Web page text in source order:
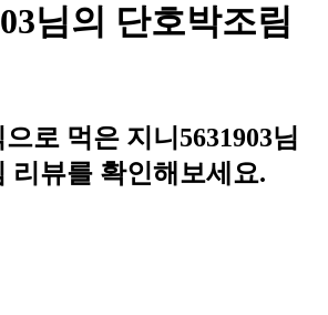
님의 단호박조림
로 먹은 지니5631903님
리뷰를 확인해보세요.